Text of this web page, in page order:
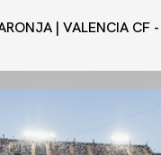
| VALENCIA CF